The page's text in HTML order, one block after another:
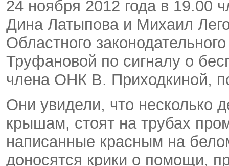
24 ноября 2012 года в 19.00
Дина Латыпова и Михаил
Областного
Труфановой по сигналу о
члена ОНК В. Приходкиной,
Они увидели, что несколько
крышам, стоят на трубах
написанные красным на
доносятся крики о помощи,